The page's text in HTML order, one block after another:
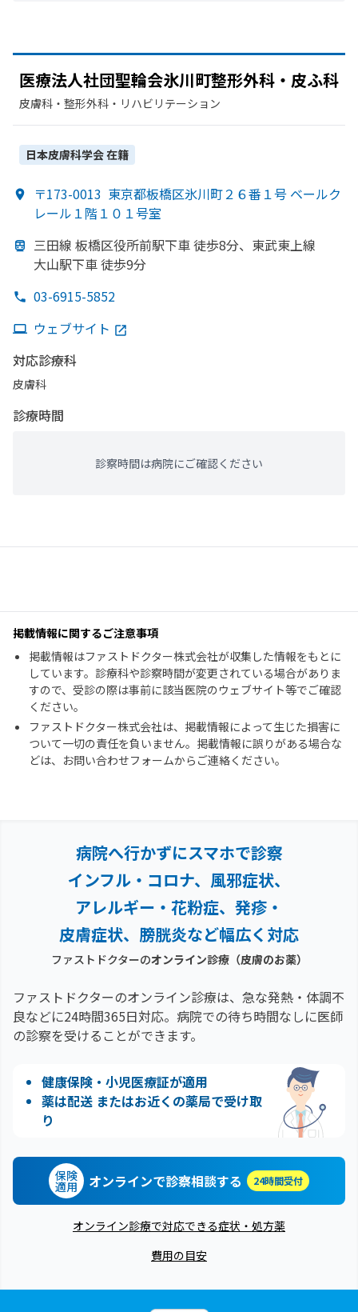
医療法人社団聖輪会氷川町整形外科・皮ふ科
皮膚科・​整形外科・​リハビリテーション
日本皮膚科学会在籍
〒173-0013 東京都板橋区氷川町２６番１号 ベールク
レール１階１０１号室
三田線 板橋区役所前駅下車 徒歩8分、 東武東上線
大山駅下車 徒歩9分
03-6915-5852
ウェブサイト
対応診療科
皮膚科
診療時間
診察時間は病院にご確認ください
掲載情報に関するご注意事項
掲載情報はファストドクター株式会社が収集した情報をもとに
しています。診療科や診察時間が変更されている場合がありま
すので、受診の際は事前に該当医院のウェブサイト等でご確認
ください。
ファストドクター株式会社は、掲載情報によって生じた損害に
ついて一切の責任を負いません。掲載情報に誤りがある場合な
どは、お問い合わせフォームからご連絡ください。
病院へ行かずにスマホで診察
インフル・コロナ、風邪症状、
アレルギー・花粉症、 発疹・
皮膚症状、膀胱炎など幅広く対応
ファストドクターのオンライン診療（皮膚のお薬）
ファストドクターのオンライン診療は、急な発熱・体調不
良などに24時間365日対応。 病院での待ち時間なしに医師
の診察を受けることができます。
健康保険・小児医療証が適用
薬は配送 またはお近くの薬局で受け取
り
保険
適用 オンラインで診察相談する 24時間受付
オンライン診療で対応できる症状・処方薬
費用の目安